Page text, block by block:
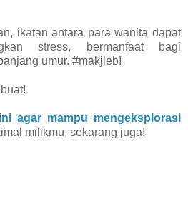
ikatan antara para wanita dapat
stress, bermanfaat bagi
umur. #makjleb!
agar mampu mengeksplorasi
milikmu, sekarang juga!